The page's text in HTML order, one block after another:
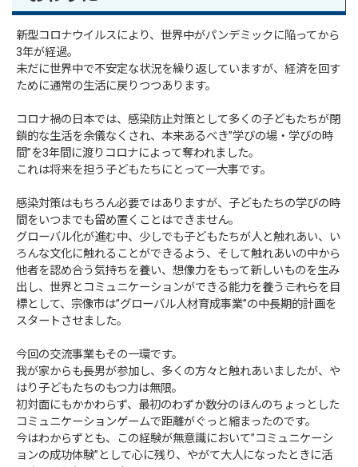
新型コロナウイルスにより、世界中がパンデミックに陥ってから
3年が経過。
未だに世界中で不安定な状況を繰り返していますが、経済を回す
ために通常の生活に戻りつつあります。
コロナ禍の日本では、感染防止対策として多くの子どもたちが閉
鎖的な生活を余儀なくされ、本来あるべき”学びの場・学びの時
間”を3年間に渡りコロナによって奪われました。
これは将来を担う子どもたちにとって一大事です。
感染対策はもちろん必要ではありますが、子どもたちの学びの時
間をいつまでも留め置くことはできません。
グローバル化が進む中、少しでも子どもたちが人と触れあい、い
ろんな文化に触れることができるよう、そして触れあいの中から
他者を認め合う気持ちを養い、想像力をもって新しいものを生み
出し、世界とコミュニケーションができる能力を養う―――これらを目
標として、宗像市は”グローバル人材育成事業”の中長期的計画を
スタートさせました。
今回の交流事業もその一環です。
我が家からも長男が参加し、多くの方々と触れあいましたが、や
はり子どもたちのもつ力は無限。
初対面にもかかわらず、最初のわずか数分のほんのちょっとした
コミュニケーションゲームで距離がぐっと縮まったのです。
今はわからずとも、この経験が無意識において”コミュニケーシ
ョンの成功体験”として心に残り、やがて大人になったときに活